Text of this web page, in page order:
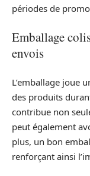
périodes de
Emballage
envois
L’emballage joue
des produits
contribue non
peut également
plus, un bon
renforçant ainsi